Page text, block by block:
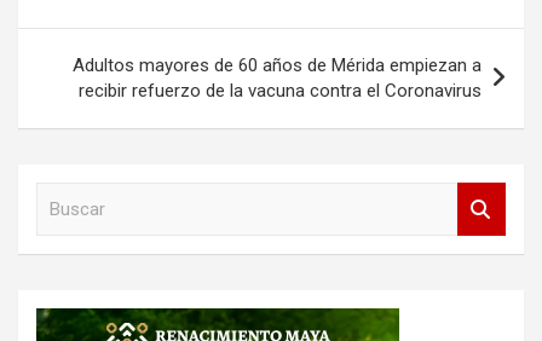
entradas
Adultos mayores de 60 años de Mérida empiezan a
recibir refuerzo de la vacuna contra el Coronavirus
r